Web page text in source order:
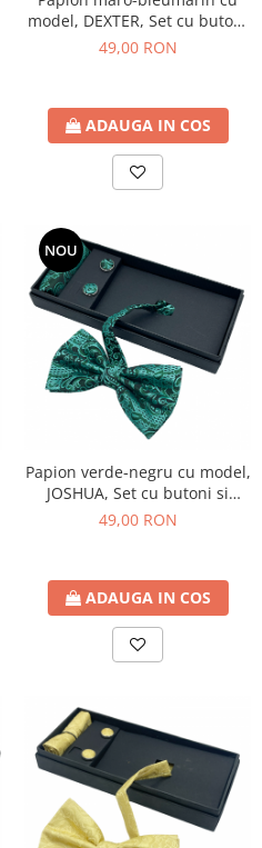
model, DEXTER, Set cu butoni
si batista
49,00 RON
ADAUGA IN COS
NOU
Papion verde-negru cu model,
JOSHUA, Set cu butoni si
batista
49,00 RON
ADAUGA IN COS